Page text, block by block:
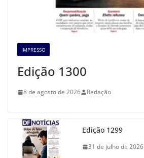
IMPRESSO
Edição 1300
8 de agosto de 2026 Redação
Edição 1299
31 de julho de 2026